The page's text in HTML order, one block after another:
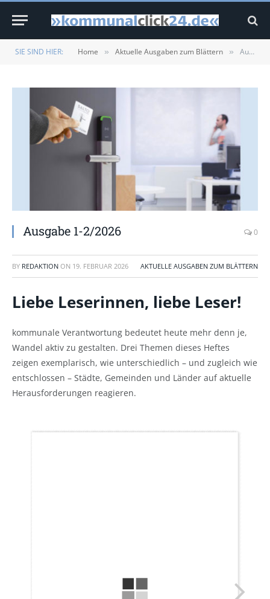
SIE SIND HIER: Home » Aktuelle Ausgaben zum Blättern » Ausgabe 1-2/2026
Ausgabe 1-2/2026 0
BY REDAKTION ON 19. FEBRUAR 2026 AKTUELLE AUSGABEN ZUM BLÄTTERN
Liebe Leserinnen, liebe Leser!
kommunale Verantwortung bedeutet heute mehr denn je,
Wandel aktiv zu gestalten. Drei Themen dieses Heftes
zeigen exemplarisch, wie unterschiedlich – und zugleich wie
entschlossen – Städte, Gemeinden und Länder auf aktuelle
Herausforderungen reagieren.